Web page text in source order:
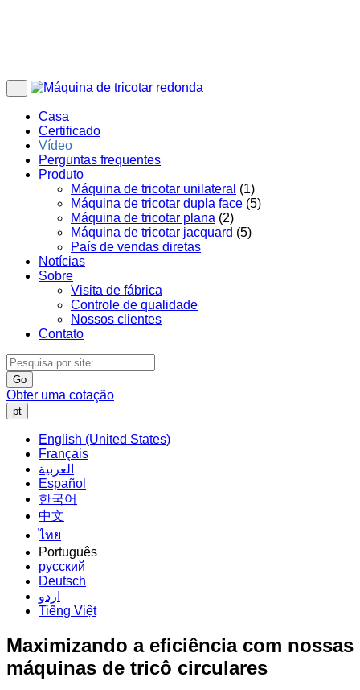
Casa
Certificado
Vídeo
Perguntas frequentes
Produto
Máquina de tricotar unilateral (1)
Máquina de tricotar dupla face (5)
Máquina de tricotar plana (2)
Máquina de tricotar jacquard (5)
País de vendas diretas
Notícias
Sobre
Visita de fábrica
Controle de qualidade
Nossos clientes
Contato
Go
Obter uma cotação
pt
English (United States)
Français
العربية
Español
한국어
中文
ไทย
Português
русский
Deutsch
اردو
Tiếng Việt
Maximizando a eficiência com nossas
máquinas de tricô circulares